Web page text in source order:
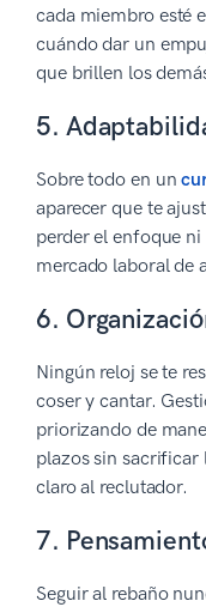
cada miembro esté
cuándo dar un
que brillen los
5.
Sobre todo en un
aparecer que te
perder el enfoque
mercado laboral de
6.
Ningún reloj se te
coser y cantar.
priorizando de
plazos sin sacrificar
claro al reclutador.
7.
Seguir al rebaño